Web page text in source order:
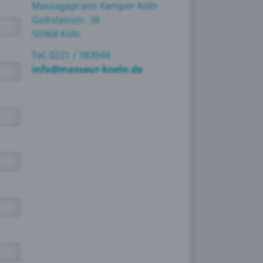
Massagepraxis Kemper Köln
Goltsteinstr. 38
50968 Köln
Tel. 0221 / 383944
info@masseur-koeln.de